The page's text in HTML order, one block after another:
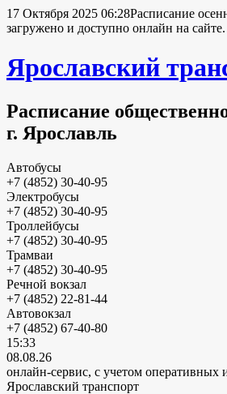
17 Октября 2025 06:28Расписание
загружено и доступно онлайн на сайте.
Ярославский
Расписание
г. Ярославль
Автобусы
+7 (4852) 30-40-95
Электробусы
+7 (4852) 30-40-95
Троллейбусы
+7 (4852) 30-40-95
Трамваи
+7 (4852) 30-40-95
Речной вокзал
+7 (4852) 22-81-44
Автовокзал
+7 (4852) 67-40-80
15:33
08.08.26
онлайн-сервис, с учетом оперативных
Ярославский транспорт